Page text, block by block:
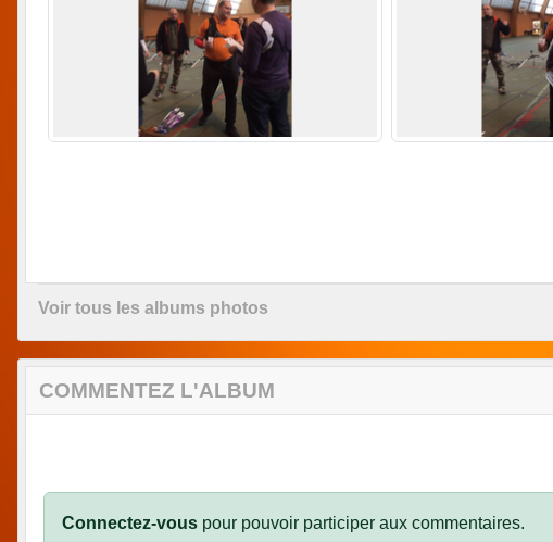
Voir tous les albums photos
COMMENTEZ L'ALBUM
Connectez-vous pour pouvoir participer aux commentaires.